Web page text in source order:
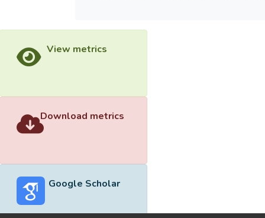
View metrics
Download metrics
Google Scholar